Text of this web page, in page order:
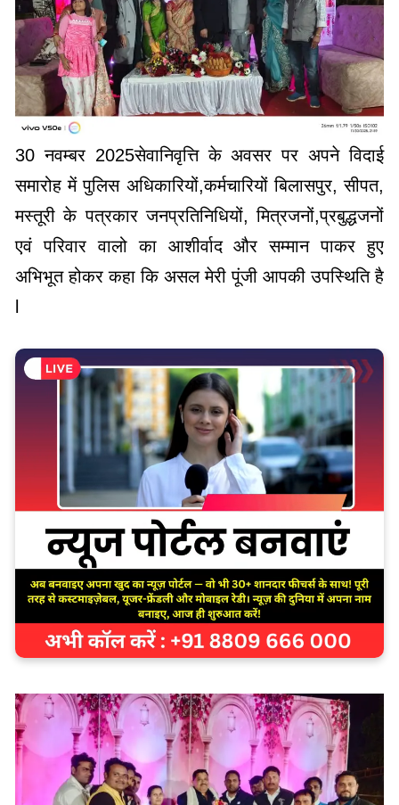
30 नवम्बर 2025सेवानिवृत्ति के अवसर पर अपने विदाई
समारोह में पुलिस अधिकारियों,कर्मचारियों बिलासपुर, सीपत,
मस्तूरी के पत्रकार जनप्रतिनिधियों, मित्रजनों,प्रबुद्धजनों
एवं परिवार वालो का आशीर्वाद और सम्मान पाकर हुए
अभिभूत होकर कहा कि असल मेरी पूंजी आपकी उपस्थिति है